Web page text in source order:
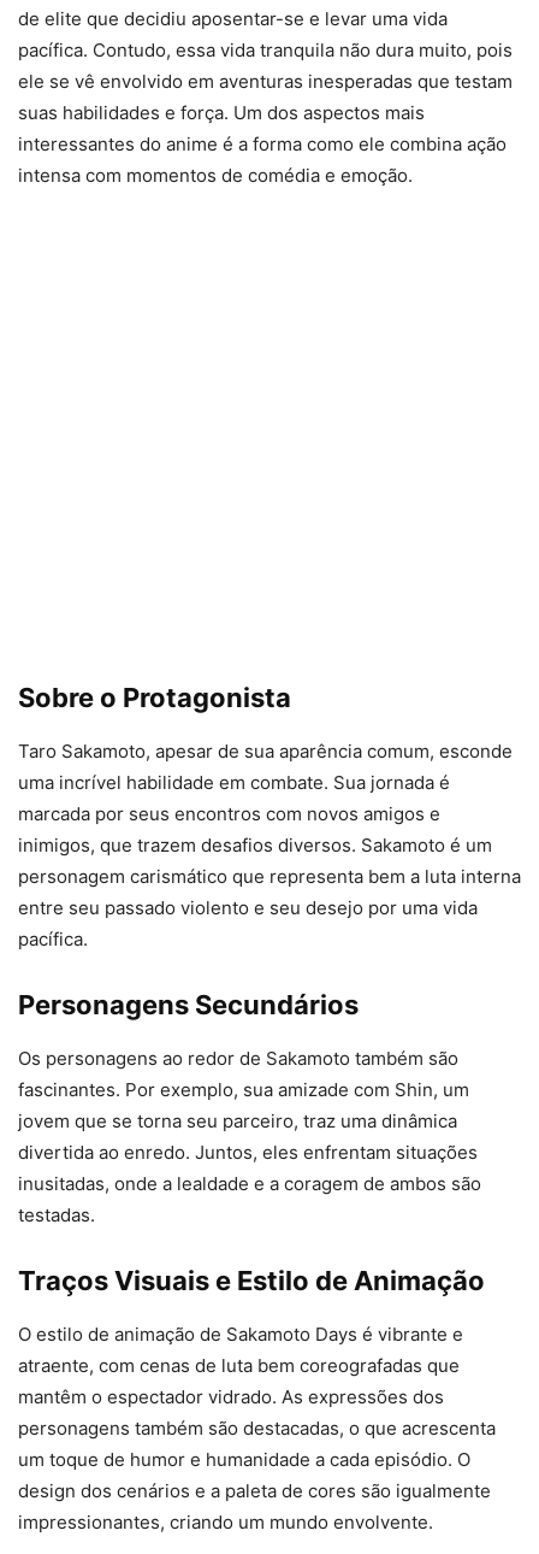
de elite que decidiu aposentar-se e levar uma vida
pacífica. Contudo, essa vida tranquila não dura muito, pois
ele se vê envolvido em aventuras inesperadas que testam
suas habilidades e força. Um dos aspectos mais
interessantes do anime é a forma como ele combina ação
intensa com momentos de comédia e emoção.
Sobre o Protagonista
Taro Sakamoto, apesar de sua aparência comum, esconde
uma incrível habilidade em combate. Sua jornada é
marcada por seus encontros com novos amigos e
inimigos, que trazem desafios diversos. Sakamoto é um
personagem carismático que representa bem a luta interna
entre seu passado violento e seu desejo por uma vida
pacífica.
Personagens Secundários
Os personagens ao redor de Sakamoto também são
fascinantes. Por exemplo, sua amizade com Shin, um
jovem que se torna seu parceiro, traz uma dinâmica
divertida ao enredo. Juntos, eles enfrentam situações
inusitadas, onde a lealdade e a coragem de ambos são
testadas.
Traços Visuais e Estilo de Animação
O estilo de animação de Sakamoto Days é vibrante e
atraente, com cenas de luta bem coreografadas que
mantêm o espectador vidrado. As expressões dos
personagens também são destacadas, o que acrescenta
um toque de humor e humanidade a cada episódio. O
design dos cenários e a paleta de cores são igualmente
impressionantes, criando um mundo envolvente.